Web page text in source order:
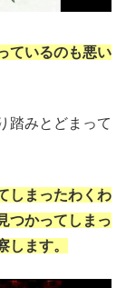
ているのも悪い
踏みとどまって
しまったわくわ
つかってしまっ
します。